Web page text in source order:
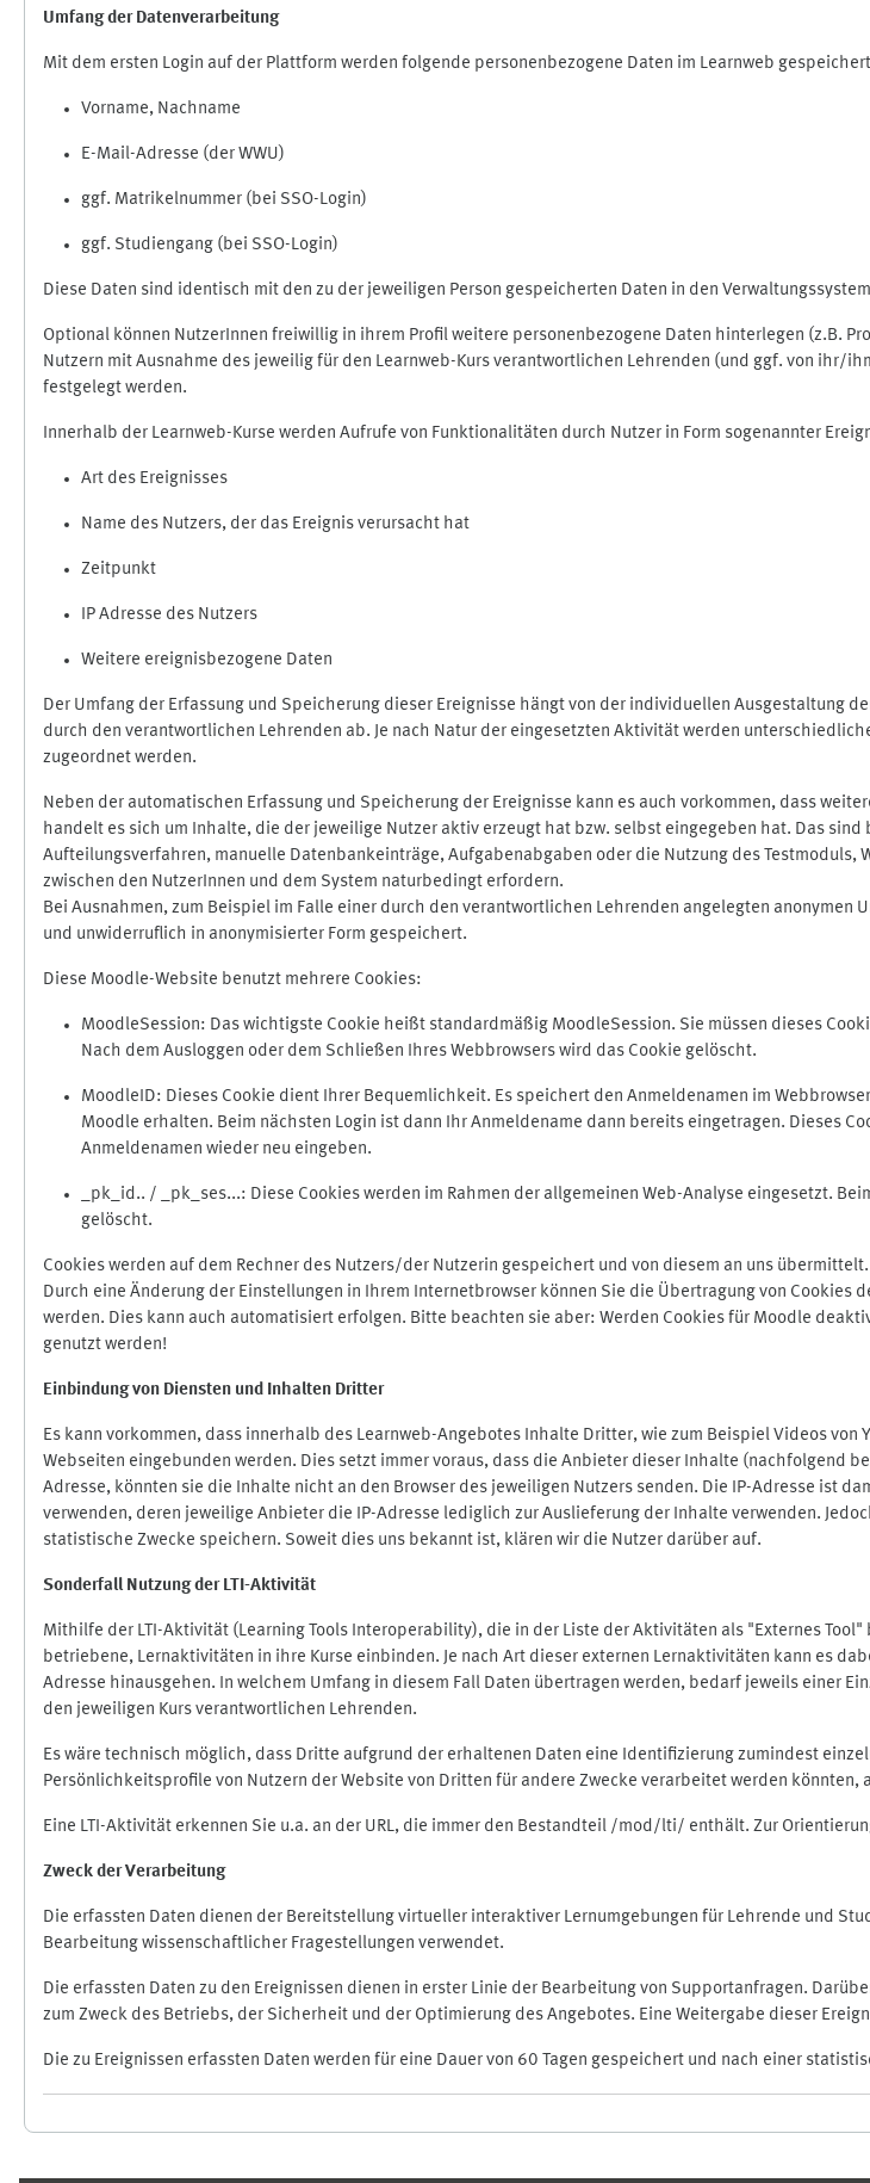
Umfang der Datenverarbeitung
Mit dem ersten Login auf der Plattform werden folgende personenbezogene Daten im Learnweb
Vorname, Nachname
E-Mail-Adresse (der WWU)
ggf. Matrikelnummer (bei SSO-Login)
ggf. Studiengang (bei SSO-Login)
Diese Daten sind identisch mit den zu der jeweiligen Person gespeicherten Daten in den
Optional können NutzerInnen freiwillig in ihrem Profil weitere personenbezogene Daten hinterlegen (z.B.
Nutzern mit Ausnahme des jeweilig für den Learnweb-Kurs verantwortlichen Lehrenden (und ggf. von ihr/
festgelegt werden.
Innerhalb der Learnweb-Kurse werden Aufrufe von Funktionalitäten durch Nutzer in Form sogenannter
Art des Ereignisses
Name des Nutzers, der das Ereignis verursacht hat
Zeitpunkt
IP Adresse des Nutzers
Weitere ereignisbezogene Daten
Der Umfang der Erfassung und Speicherung dieser Ereignisse hängt von der individuellen Ausgestaltung
durch den verantwortlichen Lehrenden ab. Je nach Natur der eingesetzten Aktivität werden
zugeordnet werden.
Neben der automatischen Erfassung und Speicherung der Ereignisse kann es auch vorkommen, dass
handelt es sich um Inhalte, die der jeweilige Nutzer aktiv erzeugt hat bzw. selbst eingegeben hat. Das
Aufteilungsverfahren, manuelle Datenbankeinträge, Aufgabenabgaben oder die Nutzung des
zwischen den NutzerInnen und dem System naturbedingt erfordern.
Bei Ausnahmen, zum Beispiel im Falle einer durch den verantwortlichen Lehrenden angelegten
und unwiderruflich in anonymisierter Form gespeichert.
Diese Moodle-Website benutzt mehrere Cookies:
MoodleSession: Das wichtigste Cookie heißt standardmäßig MoodleSession. Sie müssen dieses
Nach dem Ausloggen oder dem Schließen Ihres Webbrowsers wird das Cookie gelöscht.
MoodleID: Dieses Cookie dient Ihrer Bequemlichkeit. Es speichert den Anmeldenamen im
Moodle erhalten. Beim nächsten Login ist dann Ihr Anmeldename dann bereits eingetragen. Dieses
Anmeldenamen wieder neu eingeben.
_pk_id.. / _pk_ses...: Diese Cookies werden im Rahmen der allgemeinen Web-Analyse eingesetzt.
gelöscht.
Cookies werden auf dem Rechner des Nutzers/der Nutzerin gespeichert und von diesem an uns
Durch eine Änderung der Einstellungen in Ihrem Internetbrowser können Sie die Übertragung von
werden. Dies kann auch automatisiert erfolgen. Bitte beachten sie aber: Werden Cookies für Moodle
genutzt werden!
Einbindung von Diensten und Inhalten Dritter
Es kann vorkommen, dass innerhalb des Learnweb-Angebotes Inhalte Dritter, wie zum Beispiel Videos von
Webseiten eingebunden werden. Dies setzt immer voraus, dass die Anbieter dieser Inhalte (nachfolgend
Adresse, könnten sie die Inhalte nicht an den Browser des jeweiligen Nutzers senden. Die IP-Adresse ist
verwenden, deren jeweilige Anbieter die IP-Adresse lediglich zur Auslieferung der Inhalte verwenden.
statistische Zwecke speichern. Soweit dies uns bekannt ist, klären wir die Nutzer darüber auf.
Sonderfall Nutzung der LTI-Aktivität
Mithilfe der LTI-Aktivität (Learning Tools Interoperability), die in der Liste der Aktivitäten als "Externes
betriebene, Lernaktivitäten in ihre Kurse einbinden. Je nach Art dieser externen Lernaktivitäten kann es
Adresse hinausgehen. In welchem Umfang in diesem Fall Daten übertragen werden, bedarf jeweils einer
den jeweiligen Kurs verantwortlichen Lehrenden.
Es wäre technisch möglich, dass Dritte aufgrund der erhaltenen Daten eine Identifizierung zumindest
Persönlichkeitsprofile von Nutzern der Website von Dritten für andere Zwecke verarbeitet werden könnten,
Eine LTI-Aktivität erkennen Sie u.a. an der URL, die immer den Bestandteil /mod/lti/ enthält. Zur
Zweck der Verarbeitung
Die erfassten Daten dienen der Bereitstellung virtueller interaktiver Lernumgebungen für Lehrende und
Bearbeitung wissenschaftlicher Fragestellungen verwendet.
Die erfassten Daten zu den Ereignissen dienen in erster Linie der Bearbeitung von Supportanfragen.
zum Zweck des Betriebs, der Sicherheit und der Optimierung des Angebotes. Eine Weitergabe dieser
Die zu Ereignissen erfassten Daten werden für eine Dauer von 60 Tagen gespeichert und nach einer